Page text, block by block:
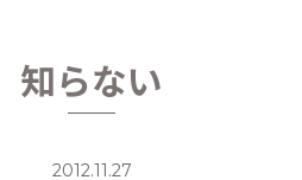
知らない
2012.11.27